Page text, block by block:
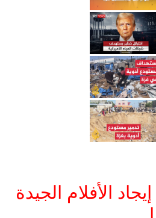
الأفلام الجيدة